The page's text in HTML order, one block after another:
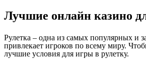
Лучшие онлайн казино
Рулетка – одна из самых популярных и
привлекает игроков по всему миру.
лучшие условия для игры в рулетку.